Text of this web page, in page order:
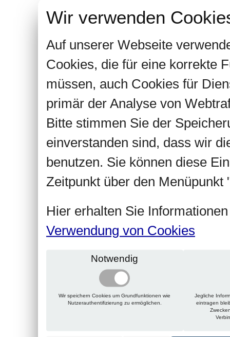
Wir verwenden
Auf unserer Webseite
Cookies, die für eine korrekte
müssen, auch Cookies für
primär der Analyse von
Bitte stimmen Sie der
einverstanden sind, dass wir
benutzen. Sie können diese
Zeitpunkt über den Menüpunkt
Hier erhalten Sie
Verwendung von Cookies
Notwendig
Wir speichern Cookies um Grundfunktionen wie
Nutzerauthentifizierung zu ermöglichen.
Jegliche
eintragen